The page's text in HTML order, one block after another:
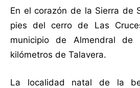
En el corazón de la Sierra de
pies del cerro de Las
municipio de Almendral
kilómetros de Talavera.
La localidad natal de la